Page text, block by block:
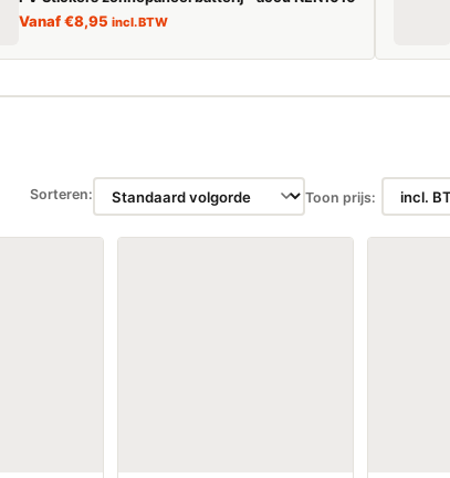
Vanaf€8,95 incl. BTW
Sorteren: Toon prijs: